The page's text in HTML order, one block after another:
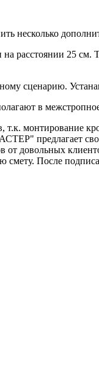
несколько
25 см.
сценарию.
в
монтирование
предлагает
довольных
После